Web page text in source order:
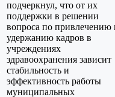
подчеркнул, что от их
поддержки в решении
вопроса по привлечению
удержанию кадров в
учреждениях
здравоохранения зависит
стабильность и
эффективность работы
муниципальных